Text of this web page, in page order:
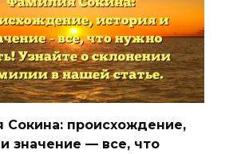
Сокина: происхождение,
значение — все, что